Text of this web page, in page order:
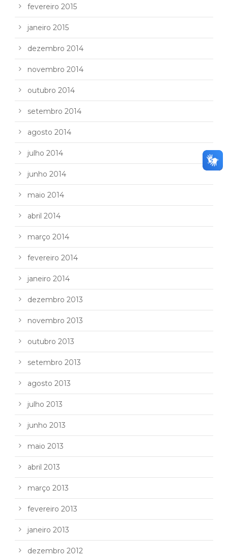
fevereiro 2015
janeiro 2015
dezembro 2014
novembro 2014
outubro 2014
setembro 2014
agosto 2014
julho 2014
junho 2014
maio 2014
abril 2014
março 2014
fevereiro 2014
janeiro 2014
dezembro 2013
novembro 2013
outubro 2013
setembro 2013
agosto 2013
julho 2013
junho 2013
maio 2013
abril 2013
março 2013
fevereiro 2013
janeiro 2013
dezembro 2012